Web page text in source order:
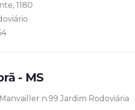
1180
- MS
n.99 Jardim Rodoviária